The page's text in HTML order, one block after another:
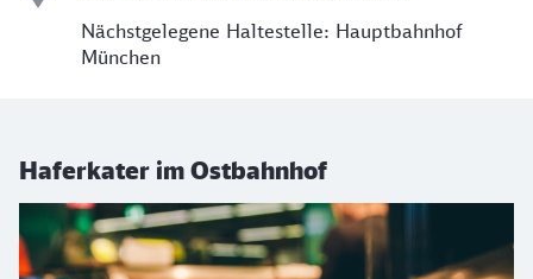
Nächstgelegene Haltestelle: Hauptbahnhof
München
Haferkater im Ostbahnhof